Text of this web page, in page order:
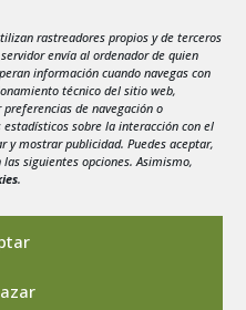
rastreadores propios y de terceros
envía al ordenador de quien
información cuando navegas con
técnico del sitio web,
de navegación o
sobre la interacción con el
y mostrar publicidad. Puedes aceptar,
siguientes opciones. Asimismo,
.